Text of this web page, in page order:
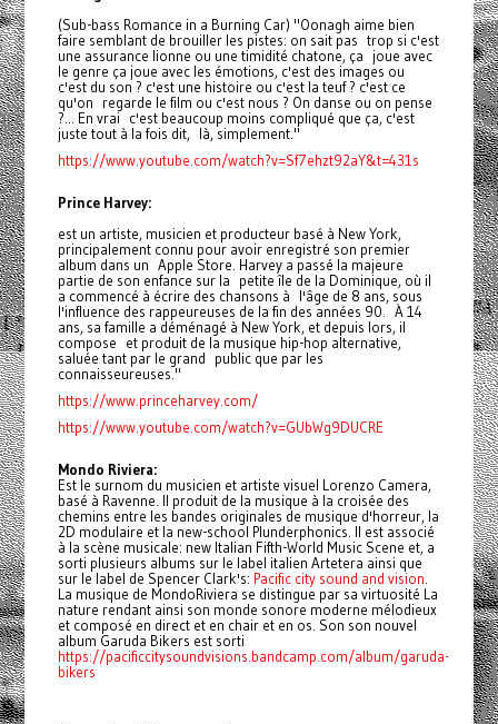
(Sub-bass Romance in a Burning Car) "Oonagh aime bien
faire semblant de brouiller les pistes: on sait pas trop si c'est
une assurance lionne ou une timidité chatone, ça joue avec
le genre ça joue avec les émotions, c'est des images ou
c'est du son ? c'est une histoire ou c'est la teuf ? c'est ce
qu'on regarde le film ou c'est nous ? On danse ou on pense
?... En vrai c'est beaucoup moins compliqué que ça, c'est
juste tout à la fois dit, là, simplement."
https://www.youtube.com/watch?v=Sf7ehzt92aY&t=431s
Prince Harvey:
est un artiste, musicien et producteur basé à New York,
principalement connu pour avoir enregistré son premier
album dans un Apple Store. Harvey a passé la majeure
partie de son enfance sur la petite île de la Dominique, où il
a commencé à écrire des chansons à l'âge de 8 ans, sous
l'influence des rappeureuses de la fin des années 90. À 14
ans, sa famille a déménagé à New York, et depuis lors, il
compose et produit de la musique hip-hop alternative,
saluée tant par le grand public que par les
connaisseureuses."
https://www.princeharvey.com/
https://www.youtube.com/watch?v=GUbWg9DUCRE
Mondo Riviera:
Est le surnom du musicien et artiste visuel Lorenzo Camera,
basé à Ravenne. Il produit de la musique à la croisée des
chemins entre les bandes originales de musique d'horreur, la
2D modulaire et la new-school Plunderphonics. Il est associé
à la scène musicale: new Italian Fifth-World Music Scene et, a
sorti plusieurs albums sur le label italien Artetera ainsi que
sur le label de Spencer Clark's: Pacific city sound and vision.
La musique de MondoRiviera se distingue par sa virtuosité La
nature rendant ainsi son monde sonore moderne mélodieux
et composé en direct et en chair et en os. Son son nouvel
album Garuda Bikers est sorti
https://pacificcitysoundvisions.bandcamp.com/album/garuda-
bikers